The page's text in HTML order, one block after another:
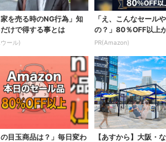
家を売る時のNG行為」知
けで得する事とは
ール)
「え、こんなセール
の？」80％OFF以上
場！Amazonの本気が
PR(Amazon)
の目玉商品は？」毎日変わ
【あすから】大阪・